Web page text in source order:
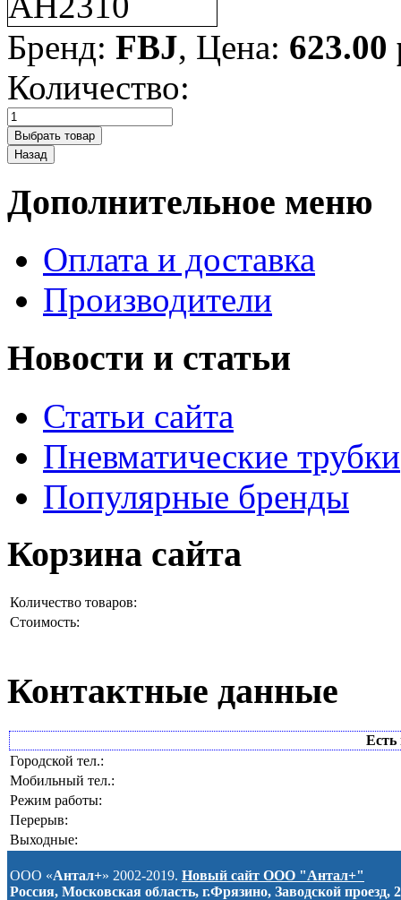
Бренд: FBJ, Цена: 623.00
Количество:
Дополнительное меню
Оплата и доставка
Производители
Новости и статьи
Статьи сайта
Пневматические трубки
Популярные бренды
Корзина сайта
Количество товаров:
Стоимость:
Контактные данные
Есть
Городской тел.:
Мобильный тел.:
Режим работы:
Перерыв:
Выходные:
ООО «Антал+» 2002-2019. Новый сайт ООО "Антал+"
Россия, Московская область, г.Фрязино, Заводской проезд, 2